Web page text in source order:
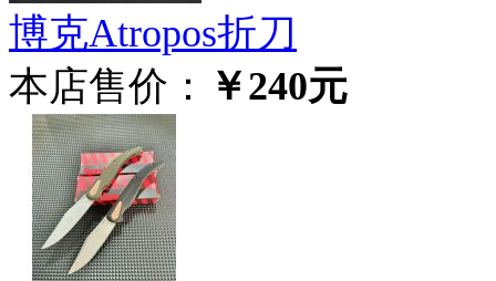
博克Atropos折刀
本店售价： ￥240元